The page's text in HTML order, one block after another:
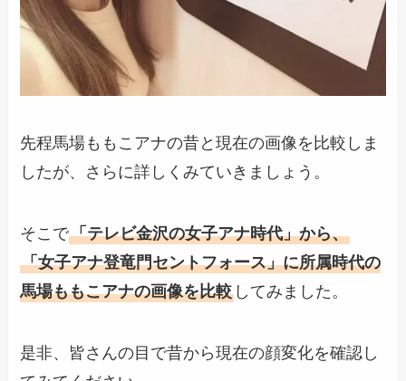
先程馬場ももこアナの昔と現在の画像を比較しま
したが、さらに詳しくみていきましょう。
そこで「テレビ金沢の女子アナ時代」から、
「女子アナ登竜門セントフォース」に所属時代の
馬場ももこアナの画像を比較 してみました。
是非、皆さんの目で昔から現在の顔変化を確認し